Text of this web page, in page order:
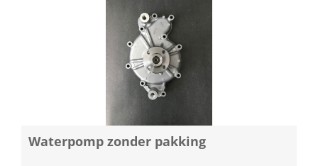
Waterpomp zonder pakking